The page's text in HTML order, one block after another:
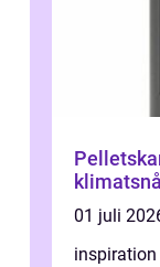
Pelletskaminer
01 juli
inspiration